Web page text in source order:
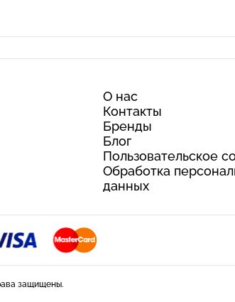
О нас
Контакты
Бренды
Блог
Пользовательское
Обработка
данных
защищены.